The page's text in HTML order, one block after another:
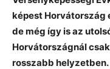
képest Horvátország
de még így is az
Horvátországnál
rosszabb